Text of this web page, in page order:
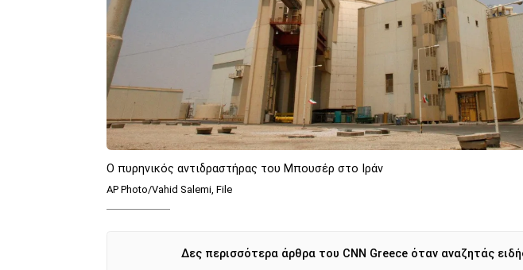
Ο πυρηνικός αντιδραστήρας του Μπουσέρ στο Ιράν
AP Photo/Vahid Salemi, File
Δες περισσότερα άρθρα του CNN Greece όταν αναζητάς